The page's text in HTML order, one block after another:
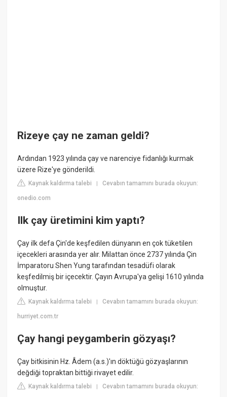
Rizeye çay ne zaman geldi?
Ardından 1923 yılında çay ve narenciye fidanlığı kurmak
üzere Rize'ye gönderildi.
Kaynak kaldırma talebi |Cevabın tamamını burada okuyun:
onedio.com
Ilk çay üretimini kim yaptı?
Çay ilk defa Çin'de keşfedilen dünyanın en çok tüketilen
içecekleri arasında yer alır. Milattan önce 2737 yılında Çin
İmparatoru Shen Yung tarafından tesadüfi olarak
keşfedilmiş bir içecektir. Çayın Avrupa'ya gelişi 1610 yılında
olmuştur.
Kaynak kaldırma talebi |Cevabın tamamını burada okuyun:
hurriyet.com.tr
Çay hangi peygamberin gözyaşı?
Çay bitkisinin Hz. Âdem (a.s.)'ın döktüğü gözyaşlarının
değdiği topraktan bittiği rivayet edilir.
Kaynak kaldırma talebi |Cevabın tamamını burada okuyun: